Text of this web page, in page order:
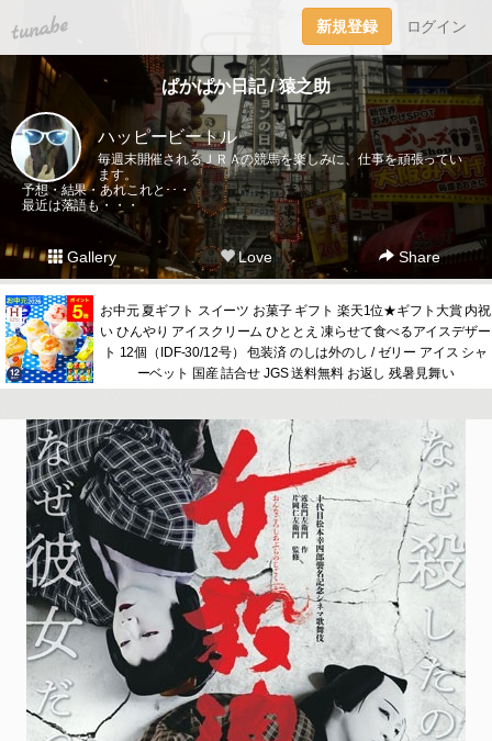
tuna.be 新規登録 ログイン
ぱかぱか日記 / 猿之助
ハッピービートル
毎週末開催されるＪＲＡの競馬を楽しみに、仕事を頑張ってい
ます。
予想・結果・あれこれと･･・
最近は落語も・・・
Gallery Love Share
お中元 夏ギフト スイーツ お菓子 ギフト 楽天1位★ギフト大賞 内祝
い ひんやり アイスクリーム ひととえ 凍らせて食べるアイスデザー
ト 12個（IDF-30/12号） 包装済 のしは外のし / ゼリー アイス シャ
ーベット 国産 詰合せ JGS 送料無料 お返し 残暑見舞い